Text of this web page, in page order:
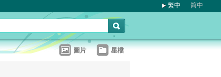
繁中 简中
圖片 星檔